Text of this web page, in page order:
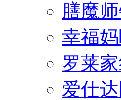
膳魔
幸福
罗莱
爱仕